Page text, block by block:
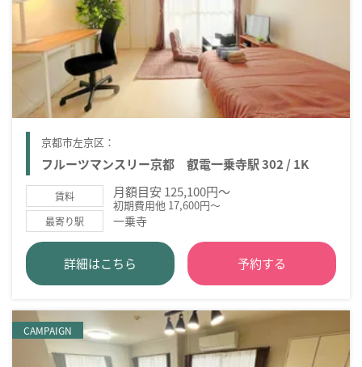
京都市左京区：
フルーツマンスリー京都 叡電一乗寺駅 302 / 1K
賃料 月額目安 125,100円～
初期費用他 17,600円～
最寄り駅 一乗寺
詳細はこちら 予約する
CAMPAIGN